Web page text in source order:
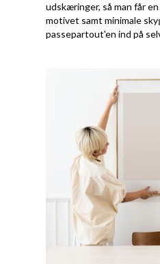
udskæringer, så man får
motivet samt minimale
passepartout'en ind på